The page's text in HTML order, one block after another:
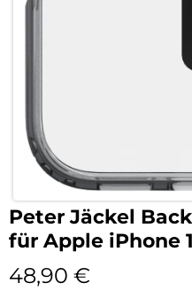
Peter Jäckel
für Apple iPhone
48,90 €